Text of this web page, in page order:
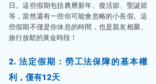
日。這些假期包括農曆新年、復活節、聖誕節
等，當然還有一些你可能會忽略的小長假。這
些假期不僅是你休息的時間，也是親友相聚、
旅行放鬆的黃金時段！
2. 法定假期：勞工法保障的基本權
利，僅有12天